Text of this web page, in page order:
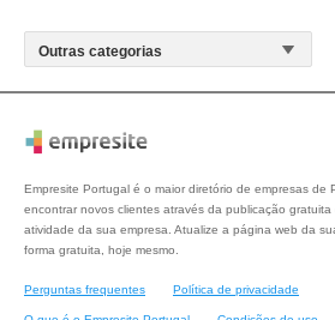
Empresite Portugal é o maior diretório de empresas de
encontrar novos clientes através da publicação
atividade da sua empresa. Atualize a página web da
forma gratuita, hoje mesmo.
Perguntas frequentes Política de privacidade